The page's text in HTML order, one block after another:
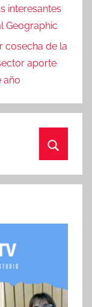
interesantes
Geographic
cosecha de la
aporte
año
Buscar